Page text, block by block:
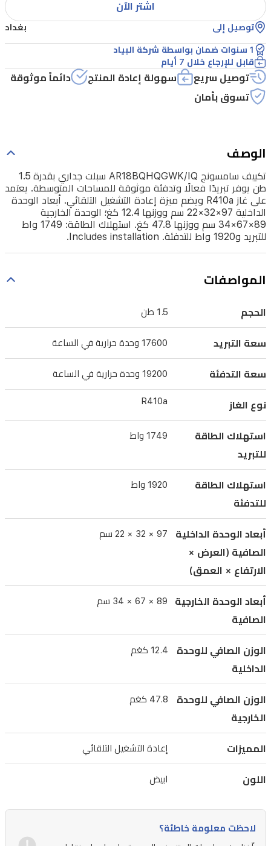
موثوقة
للمساحات
المتوسطة.
يعتمد
على
غاز
ميزة
التشغيل
التلقائي.
أبعاد
الوحدة
97×32×22
ووزنها
12.4
الخارجية
89×67×34
سم
ووزنها
47.8
كغ.
استهلاك
الطاقة:
1749
واط
للتبريد
و1920
واط
للتدفئة.
Includes
installation.
اشتر الآن
توصيل إلى بغداد
1 سنوات ضمان بواسطة شركة البياد
قابل للإرجاع خلال 7 أيام
توصيل سريع سهولة إعادة المنتج
دائماً موثوقة
تسوق بأمان
الوصف
تكييف سامسونج AR18BQHQGWK/IQ سبلت جداري بقدرة 1.5
طن يوفر تبريدًا فعالًا وتدفئة موثوقة للمساحات المتوسطة. يعتمد
على غاز R410a ويضم ميزة إعادة التشغيل التلقائي. أبعاد الوحدة
الداخلية 97×32×22 سم ووزنها 12.4 كغ؛ الوحدة الخارجية
89×67×34 سم ووزنها 47.8 كغ. استهلاك الطاقة: 1749 واط
للتبريد و1920 واط للتدفئة. Includes installation.
المواصفات
الحجم 1.5 طن
سعة التبريد 17600 وحدة حرارية في الساعة
سعة التدفئة 19200 وحدة حرارية في الساعة
نوع الغاز R410a
استهلاك الطاقة
للتبريد
1749 واط
استهلاك الطاقة
للتدفئة
1920 واط
أبعاد الوحدة الداخلية
الصافية (العرض ×
الارتفاع × العمق)
97 × 32 × 22 سم
أبعاد الوحدة الخارجية
الصافية
89 × 67 × 34 سم
الوزن الصافي للوحدة
الداخلية
12.4 كغم
الوزن الصافي للوحدة
الخارجية
47.8 كغم
المميزات إعادة التشغيل التلقائي
اللون ابيض
لاحظت معلومة خاطئة؟